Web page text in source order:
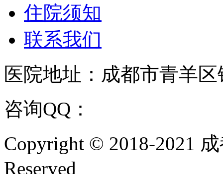
住院须知
联系我们
医院地址：成都市青羊
咨询QQ：
Copyright © 2018-2021
Reserved